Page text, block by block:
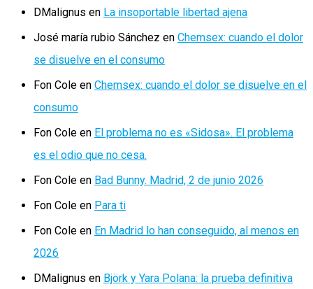
DMalignus en La insoportable libertad ajena
José maría rubio Sánchez en Chemsex: cuando el dolor
se disuelve en el consumo
Fon Cole en Chemsex: cuando el dolor se disuelve en el
consumo
Fon Cole en El problema no es «Sidosa». El problema
es el odio que no cesa.
Fon Cole en Bad Bunny. Madrid, 2 de junio 2026
Fon Cole en Para ti
Fon Cole en En Madrid lo han conseguido, al menos en
2026
DMalignus en Björk y Yara Polana: la prueba definitiva